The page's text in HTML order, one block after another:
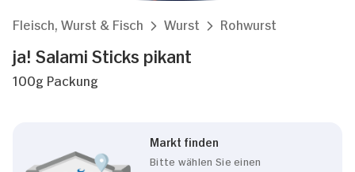
Fleisch, Wurst & Fisch Wurst Rohwurst
ja! Salami Sticks pikant
100g Packung
Markt finden
Bitte wählen Sie einen